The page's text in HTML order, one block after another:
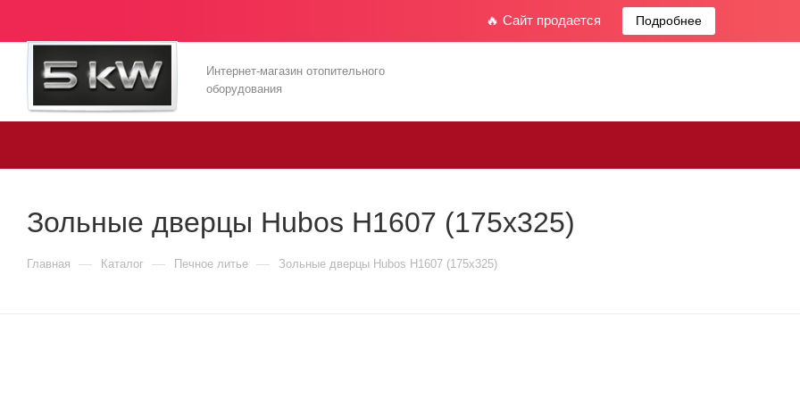
🔥 Сайт продается Подробнее
Интернет-магазин отопительного
оборудования
Зольные дверцы Hubos Н1607 (175х325)
Главная — Каталог — Печное литье — Зольные дверцы Hubos Н1607 (175х325)